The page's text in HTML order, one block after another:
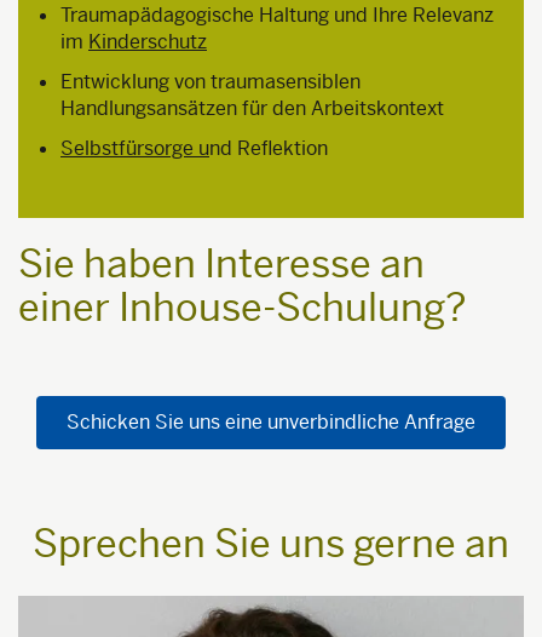
Traumapädagogische Haltung und Ihre Relevanz
im Kinderschutz
Entwicklung von traumasensiblen
Handlungsansätzen für den Arbeitskontext
Selbstfürsorge und Reflektion
Sie haben Interesse an
einer Inhouse-Schulung?
Schicken Sie uns eine unverbindliche Anfrage
Sprechen Sie uns gerne an